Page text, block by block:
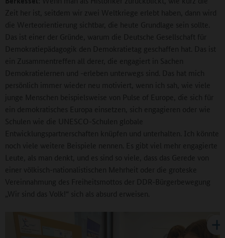
Zeit her ist, seitdem wir zwei Weltkriege erlebt haben, dann wird
die Werteorientierung sichtbar, die heute Grundlage sein sollte.
Das ist einer der Gründe, warum die Deutsche Gesellschaft für
Demokratiepädagogik den Demokratietag geschaffen hat. Das ist
ein Zusammentreffen all derer, die engagiert in Sachen
Demokratielernen und -erleben unterwegs sind. Das hat mich
persönlich immer wieder neu motiviert, wenn ich sah, wie viele
junge Menschen beispielsweise von Pulse of Europe, die sich für
ein demokratisches Europa einsetzen, sich engagieren oder wie
Schulen wie die UNESCO-Schulen globale
Entwicklungspartnerschaften knüpfen und unterhalten. Ich könnte
noch viele weitere Beispiele nennen. Es gibt viel mehr engagierte
Leute, als man denkt, und es sind so viele, dass das Gerede von
einer völkisch-nationalistischen Mehrheit oder die groteske
Vereinnahmung des Freiheitsmottos der DDR-Bürgerbewegung
„Wir sind das Volk!“ sich als absurd erweisen.